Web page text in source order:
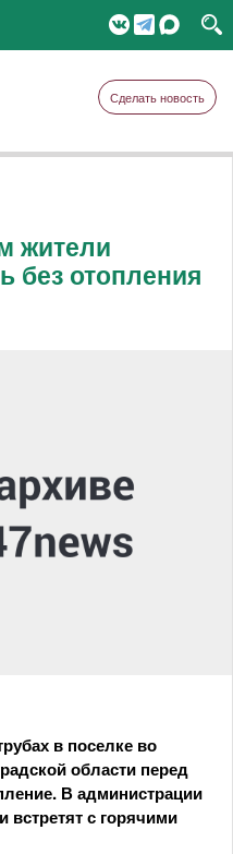
Сделать новость
жители
без отопления
в поселке во
области перед
В администрации
с горячими